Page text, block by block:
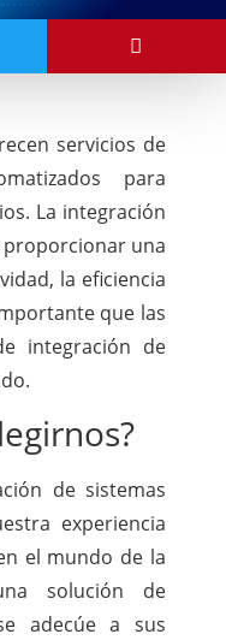
servicios de
para
La integración
proporcionar una
la eficiencia
que las
integración de
de sistemas
experiencia
el mundo de la
solución de
adecúe a sus